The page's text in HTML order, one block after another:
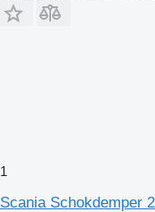
1
Scania Schokdemper